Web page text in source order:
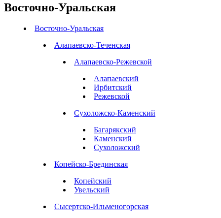
Восточно-Уральская
Восточно-Уральская
Алапаевско-Теченская
Алапаевско-Режевской
Алапаевский
Ирбитский
Режевской
Сухоложско-Каменский
Багарякский
Каменский
Сухоложский
Копейско-Брединская
Копейский
Увельский
Сысертско-Ильменогорская